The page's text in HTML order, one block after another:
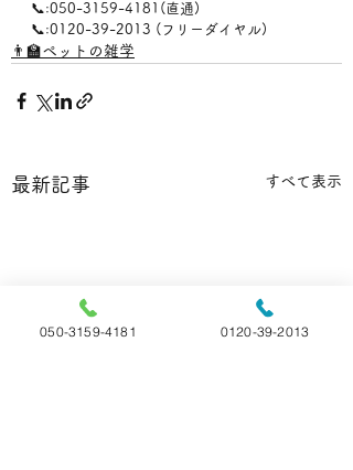
📞:050-3159-4181(直通)
📞:0120-39-2013 (フリーダイヤル)
👨‍🏫ペットの雑学
最新記事 すべて表示
050-3159-4181 0120-39-2013